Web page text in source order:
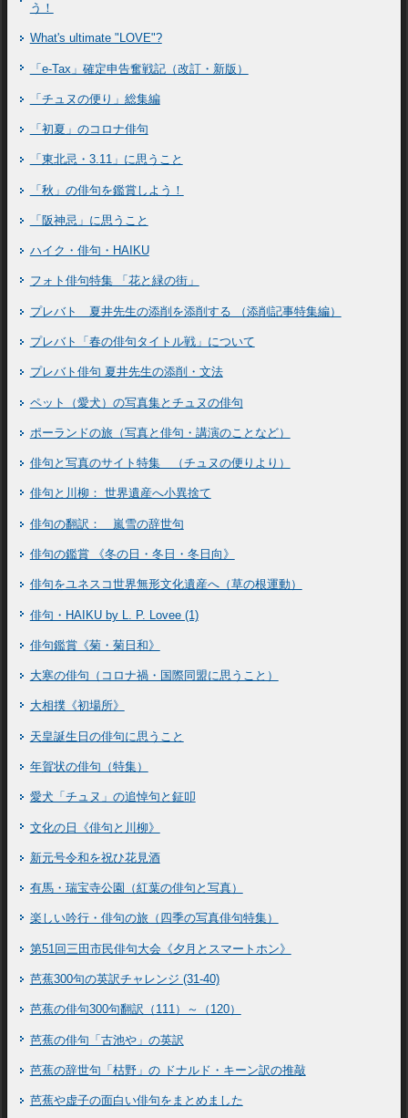
う！
What's ultimate "LOVE"?
「e-Tax」確定申告奮戦記（改訂・新版）
「チュヌの便り」総集編
「初夏」のコロナ俳句
「東北忌・3.11」に思うこと
「秋」の俳句を鑑賞しよう！
「阪神忌」に思うこと
ハイク・俳句・HAIKU
フォト俳句特集 「花と緑の街」
プレバト 夏井先生の添削を添削する （添削記事特集編）
プレバト「春の俳句タイトル戦」について
プレバト俳句 夏井先生の添削・文法
ペット（愛犬）の写真集とチュヌの俳句
ポーランドの旅（写真と俳句・講演のことなど）
俳句と写真のサイト特集 （チュヌの便りより）
俳句と川柳： 世界遺産へ小異捨て
俳句の翻訳： 嵐雪の辞世句
俳句の鑑賞 《冬の日・冬日・冬日向》
俳句をユネスコ世界無形文化遺産へ（草の根運動）
俳句・HAIKU by L. P. Lovee (1)
俳句鑑賞《菊・菊日和》
大寒の俳句（コロナ禍・国際同盟に思うこと）
大相撲《初場所》
天皇誕生日の俳句に思うこと
年賀状の俳句（特集）
愛犬「チュヌ」の追悼句と鉦叩
文化の日《俳句と川柳》
新元号令和を祝ひ花見酒
有馬・瑞宝寺公園（紅葉の俳句と写真）
楽しい吟行・俳句の旅（四季の写真俳句特集）
第51回三田市民俳句大会《夕月とスマートホン》
芭蕉300句の英訳チャレンジ (31-40)
芭蕉の俳句300句翻訳（111）～（120）
芭蕉の俳句「古池や」の英訳
芭蕉の辞世句「枯野」の ドナルド・キーン訳の推敲
芭蕉や虚子の面白い俳句をまとめました